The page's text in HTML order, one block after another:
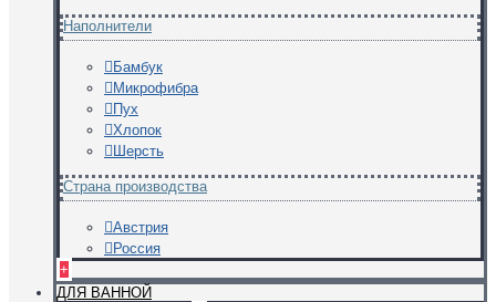
Наполнители
Бамбук
Микрофибра
Пух
Хлопок
Шерсть
Страна производства
Австрия
Россия
+
ДЛЯ ВАННОЙ